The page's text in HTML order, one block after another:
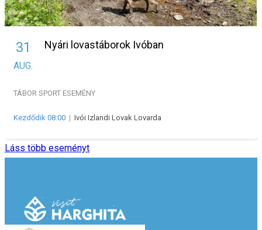
31
AUG.
Nyári lovastáborok Ivóban
TÁBOR SPORT ESEMÉNY
Kezdődik 08:00 | Ivói Izlandi Lovak Lovarda
Láss több eseményt